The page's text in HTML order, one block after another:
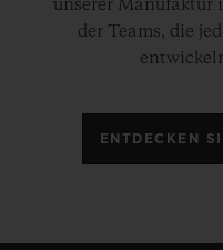
unserer Manufaktur
der Teams, die
ENTDECKEN